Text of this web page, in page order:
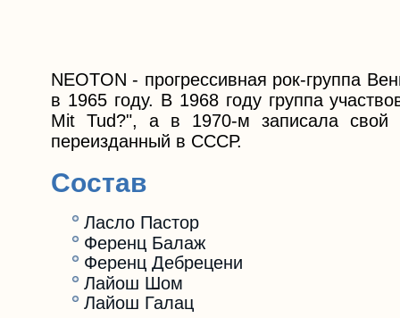
NEOTON - прогрессивная рок-группа
в 1965 году. В 1968 году группа
Mit Tud?", а в 1970-м записала свой
переизданный в СССР.
Состав
Ласло Пастор
Ференц Балаж
Ференц Дебрецени
Лайош Шом
Лайош Галац